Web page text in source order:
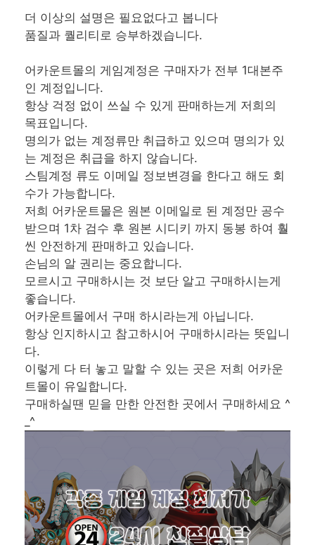
더 이상의 설명은 필요없다고 봅니다
품질과 퀄리티로 승부하겠습니다.
어카운트몰의 게임계정은 구매자가 전부 1대본주
인 계정입니다.
항상 걱정 없이 쓰실 수 있게 판매하는게 저희의
목표입니다.
명의가 없는 계정류만 취급하고 있으며 명의가 있
는 계정은 취급을 하지 않습니다.
스팀계정 류도 이메일 정보변경을 한다고 해도 회
수가 가능합니다.
저희 어카운트몰은 원본 이메일로 된 계정만 공수
받으며 1차 검수 후 원본 시디키 까지 동봉 하여 훨
씬 안전하게 판매하고 있습니다.
손님의 알 권리는 중요합니다.
모르시고 구매하시는 것 보단 알고 구매하시는게
좋습니다.
어카운트몰에서 구매 하시라는게 아닙니다.
항상 인지하시고 참고하시어 구매하시라는 뜻입니
다.
이렇게 다 터 놓고 말할 수 있는 곳은 저희 어카운
트몰이 유일합니다.
구매하실땐 믿을 만한 안전한 곳에서 구매하세요 ^
_^